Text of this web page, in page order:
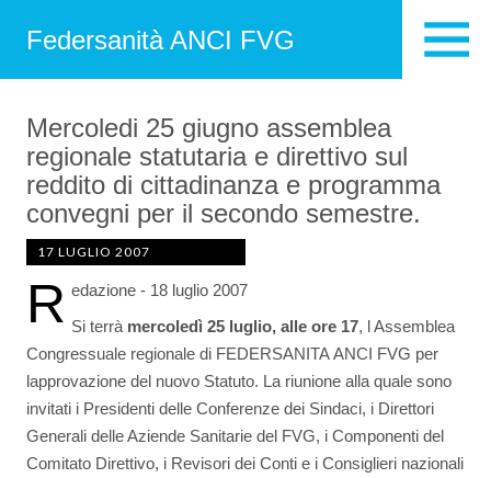
Federsanità ANCI FVG
Mercoledi 25 giugno assemblea
regionale statutaria e direttivo sul
reddito di cittadinanza e programma
convegni per il secondo semestre.
17 LUGLIO 2007
R edazione - 18 luglio 2007
Si terrà mercoledì 25 luglio, alle ore 17, l Assemblea
Congressuale regionale di FEDERSANITA ANCI FVG per
lapprovazione del nuovo Statuto. La riunione alla quale sono
invitati i Presidenti delle Conferenze dei Sindaci, i Direttori
Generali delle Aziende Sanitarie del FVG, i Componenti del
Comitato Direttivo, i Revisori dei Conti e i Consiglieri nazionali